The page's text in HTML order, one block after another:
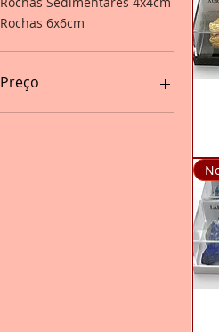
Rochas 6x6cm
Preço